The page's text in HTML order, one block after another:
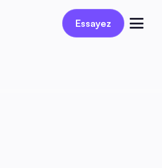
Réservez une démo
Essayez